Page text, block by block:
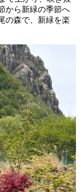
から新緑の季節へ
の森で、新緑を楽